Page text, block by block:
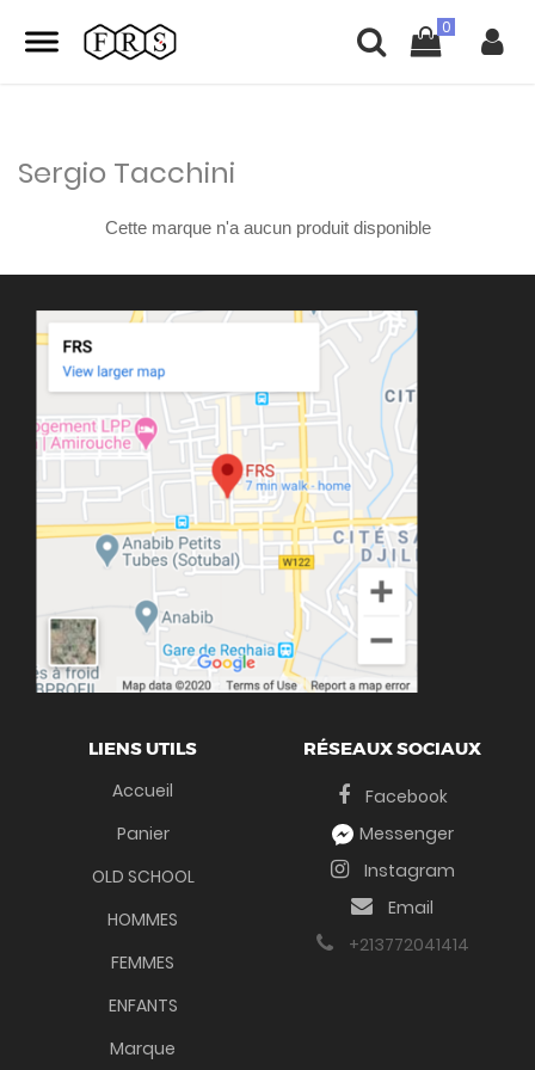
Sergio Tacchini
Cette marque n'a aucun produit disponible
LIENS UTILS
Accueil
Panier
OLD SCHOOL
HOMMES
FEMMES
ENFANTS
Marque
RÉSEAUX SOCIAUX
Facebook
Messenger
Instagram
Email
+213772041414